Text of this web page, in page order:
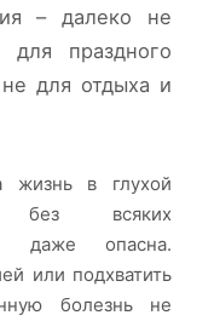
– далеко не
праздного
для отдыха и
жизнь в глухой
без всяких
даже опасна.
или подхватить
болезнь не